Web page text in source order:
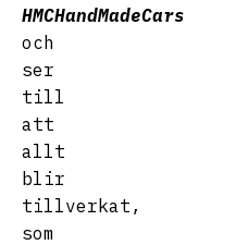
HMCHandMadeCars
och
ser
till
att
allt
blir
tillverkat,
som